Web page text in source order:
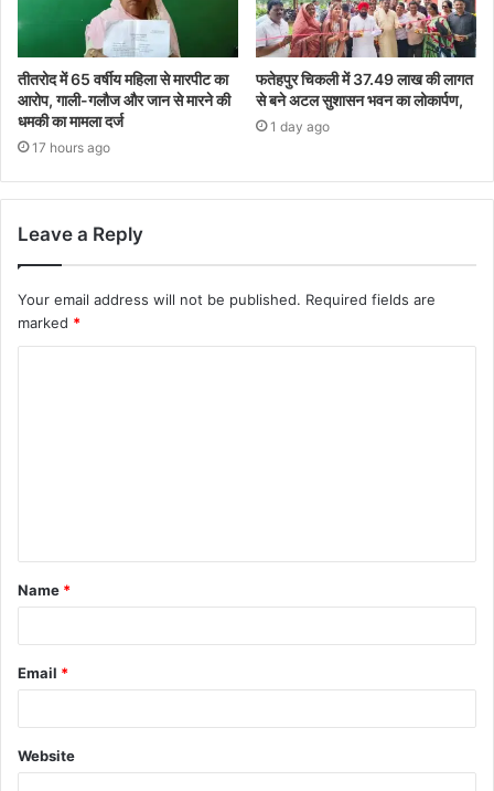
तीतरोद में 65 वर्षीय महिला से मारपीट का
आरोप, गाली-गलौज और जान से मारने की
धमकी का मामला दर्ज
17 hours ago
फतेहपुर चिकली में 37.49 लाख की लागत
से बने अटल सुशासन भवन का लोकार्पण,
1 day ago
Leave a Reply
Your email address will not be published. Required fields are
marked *
Name *
Email *
Website